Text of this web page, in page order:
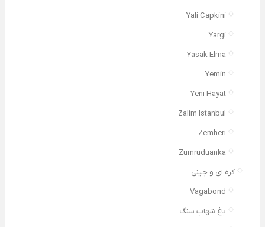
Yali Capkini
Yargi
Yasak Elma
Yemin
Yeni Hayat
Zalim Istanbul
Zemheri
Zumruduanka
کره ای و چینی
Vagabond
باغ شهاب سنگ